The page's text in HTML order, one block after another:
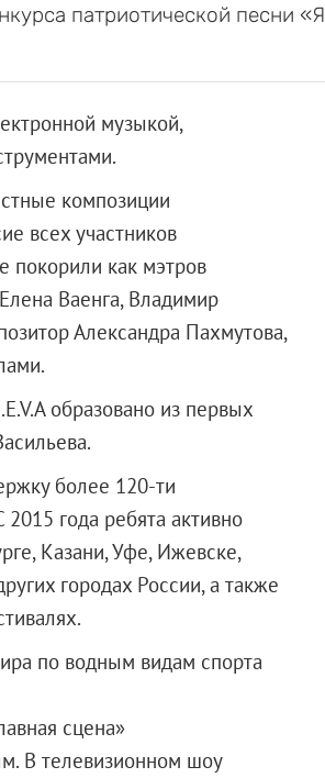
патриотической песни «Я
музыкой,
композиции
всех участников
как мэтров
Ваенга, Владимир
Александра Пахмутова,
образовано из первых
более 120-ти
года ребята активно
Казани, Уфе, Ижевске,
городах России, а также
по водным видам спорта
сцена»
В телевизионном шоу